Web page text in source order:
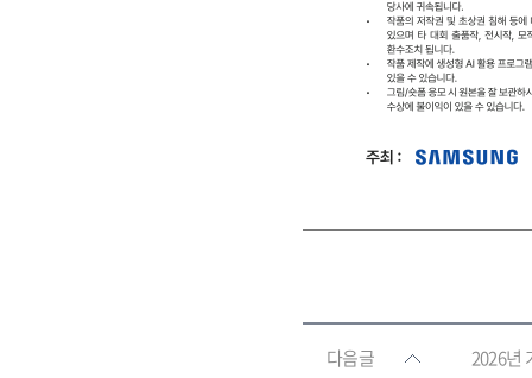
다음글 2026년